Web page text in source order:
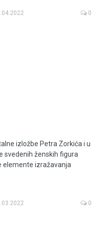
0
izložbe Petra Zorkića i u
svedenih ženskih figura
elemente izražavanja
0